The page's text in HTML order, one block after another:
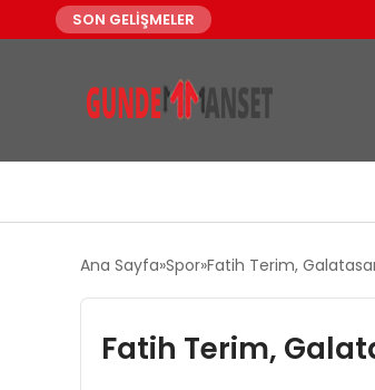
SON GELİŞMELER
Ana Sayfa Spor Fatih Terim,
Fatih Terim,